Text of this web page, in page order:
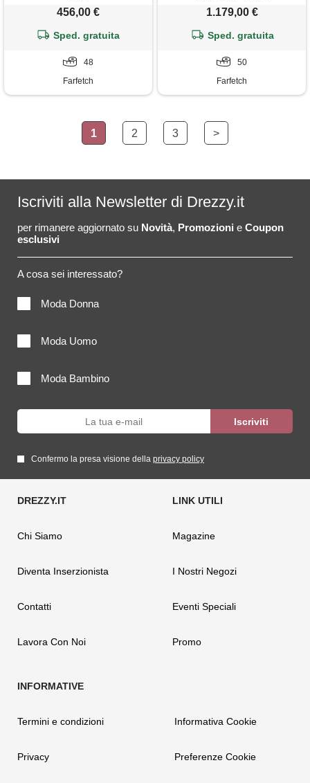
456,00 €
Sped. gratuita
48
Farfetch
1.179,00 €
Sped. gratuita
50
Farfetch
1 2 3 >
Iscriviti alla Newsletter di Drezzy.it
per rimanere aggiornato su Novità, Promozioni e Coupon
esclusivi
A cosa sei interessato?
Moda Donna
Moda Uomo
Moda Bambino
Confermo la presa visione della privacy policy
Chi Siamo
Diventa Inserzionista
Contatti
Lavora Con Noi
Magazine
I Nostri Negozi
Eventi Speciali
Promo
Termini e condizioni
Privacy
Informativa Cookie
Preferenze Cookie